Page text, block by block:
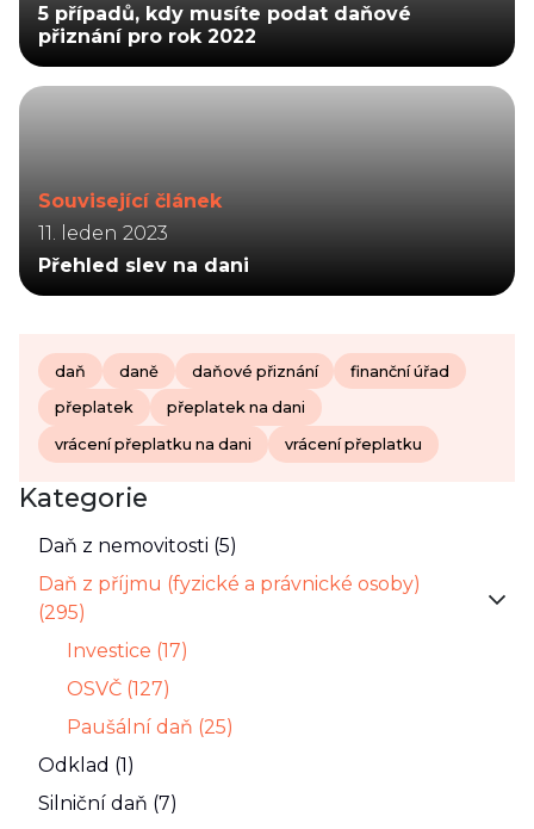
5 případů, kdy musíte podat daňové
přiznání pro rok 2022
Související článek
11. leden 2023
Přehled slev na dani
daň daně daňové přiznání finanční úřad
přeplatek přeplatek na dani
vrácení přeplatku na dani vrácení přeplatku
Kategorie
Daň z nemovitosti (5)
Daň z příjmu (fyzické a právnické osoby)
(295)
Investice (17)
OSVČ (127)
Paušální daň (25)
Odklad (1)
Silniční daň (7)